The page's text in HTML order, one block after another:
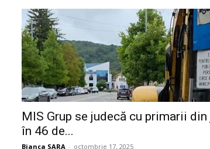
MIS Grup se judecă cu primarii
în 46 de...
Bianca SARA - octombrie 17, 2025